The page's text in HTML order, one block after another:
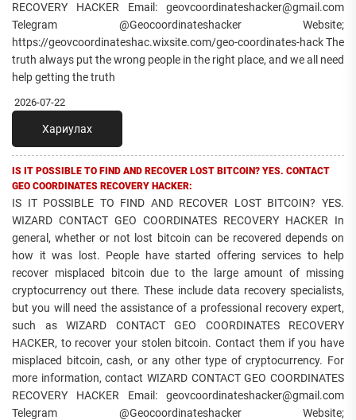
RECOVERY HACKER Email: geovcoordinateshacker@gmail.com
Telegram @Geocoordinateshacker Website;
https://geovcoordinateshac.wixsite.com/geo-coordinates-hack The
truth always put the wrong people in the right place, and we all need
help getting the truth
2026-07-22
Хариулах
IS IT POSSIBLE TO FIND AND RECOVER LOST BITCOIN? YES. CONTACT
GEO COORDINATES RECOVERY HACKER:
IS IT POSSIBLE TO FIND AND RECOVER LOST BITCOIN? YES.
WIZARD CONTACT GEO COORDINATES RECOVERY HACKER In
general, whether or not lost bitcoin can be recovered depends on
how it was lost. People have started offering services to help
recover misplaced bitcoin due to the large amount of missing
cryptocurrency out there. These include data recovery specialists,
but you will need the assistance of a professional recovery expert,
such as WIZARD CONTACT GEO COORDINATES RECOVERY
HACKER, to recover your stolen bitcoin. Contact them if you have
misplaced bitcoin, cash, or any other type of cryptocurrency. For
more information, contact WIZARD CONTACT GEO COORDINATES
RECOVERY HACKER Email: geovcoordinateshacker@gmail.com
Telegram @Geocoordinateshacker Website;